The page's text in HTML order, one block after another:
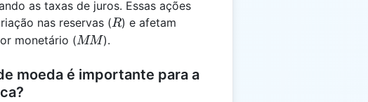
as taxas de juros. Essas ações
nas reservas (R
R) e afetam
monetário (MM
MM).
moeda é importante para a